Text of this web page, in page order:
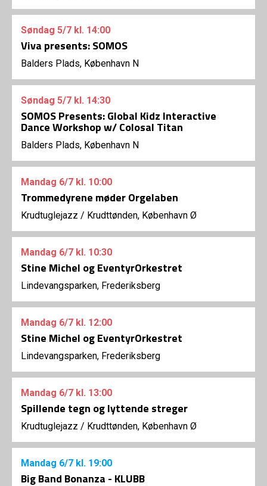
Søndag 5/7 kl. 14:00
Viva presents: SOMOS
Balders Plads, København N
Søndag 5/7 kl. 14:30
SOMOS Presents: Global Kidz Interactive
Dance Workshop w/ Colosal Titan
Balders Plads, København N
Mandag 6/7 kl. 10:00
Trommedyrene møder Orgelaben
Krudtuglejazz / Krudttønden, København Ø
Mandag 6/7 kl. 10:30
Stine Michel og EventyrOrkestret
Lindevangsparken, Frederiksberg
Mandag 6/7 kl. 12:00
Stine Michel og EventyrOrkestret
Lindevangsparken, Frederiksberg
Mandag 6/7 kl. 13:00
Spillende tegn og lyttende streger
Krudtuglejazz / Krudttønden, København Ø
Mandag 6/7 kl. 19:00
Big Band Bonanza - KLUBB